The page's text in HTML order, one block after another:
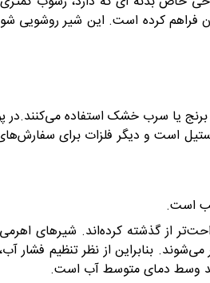
فراهم کرده است. این شیر روشویی
برنج یا سرب خشک استفاده
استیل است و دیگر فلزات برای
است.
از گذشته کرده‌اند. شیرهای اهرمی
بنابراین از نظر تنظیم فشار
وسط دمای متوسط آب است.